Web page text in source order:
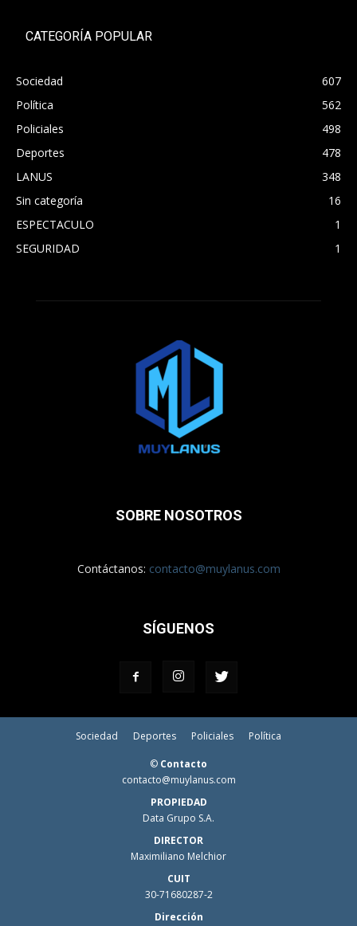
CATEGORÍA POPULAR
Sociedad
607
Política
562
Policiales
498
Deportes
478
LANUS
348
Sin categoría
16
ESPECTACULO
1
SEGURIDAD
1
SOBRE NOSOTROS
Contáctanos: contacto@muylanus.com
SÍGUENOS
Sociedad Deportes Policiales Política
© Contacto
contacto@muylanus.com
PROPIEDAD
Data Grupo S.A.
DIRECTOR
Maximiliano Melchior
CUIT
30-71680287-2
Dirección